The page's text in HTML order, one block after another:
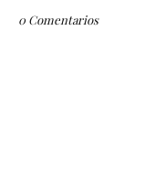
0 Comentarios